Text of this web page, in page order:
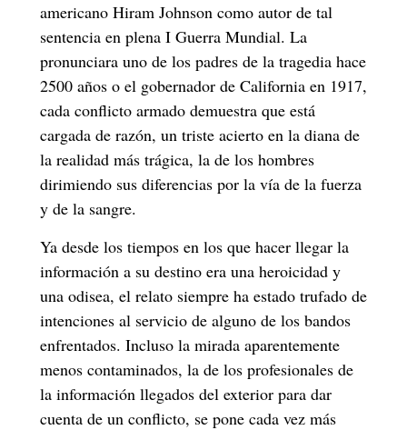
americano Hiram Johnson como autor de tal
sentencia en plena I Guerra Mundial. La
pronunciara uno de los padres de la tragedia hace
2500 años o el gobernador de California en 1917,
cada conflicto armado demuestra que está
cargada de razón, un triste acierto en la diana de
la realidad más trágica, la de los hombres
dirimiendo sus diferencias por la vía de la fuerza
y de la sangre.
Ya desde los tiempos en los que hacer llegar la
información a su destino era una heroicidad y
una odisea, el relato siempre ha estado trufado de
intenciones al servicio de alguno de los bandos
enfrentados. Incluso la mirada aparentemente
menos contaminados, la de los profesionales de
la información llegados del exterior para dar
cuenta de un conflicto, se pone cada vez más